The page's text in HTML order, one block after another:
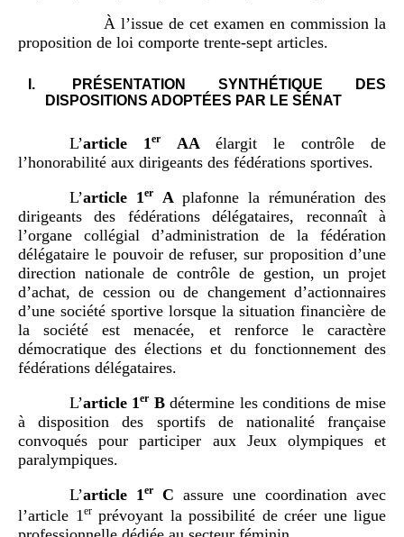
À l’issue de cet examen en commission la
proposition de loi comporte trente-sept articles.
I.
PRÉSENTATION SYNTHÉTIQUE DES
DISPOSITIONS ADOPTÉES PAR LE SÉNAT
L’article 1er AAélargit le contrôle de
l’honorabilité aux dirigeants des fédérations sportives.
L’article 1er Aplafonne la rémunération des
dirigeants des fédérations délégataires, reconnaît à
l’organe collégial d’administration de la fédération
délégataire le pouvoir de refuser, sur proposition d’une
direction nationale de contrôle de gestion, un projet
d’achat, de cession ou de changement d’actionnaires
d’une société sportive lorsque la situation financière de
la société est menacée, et renforce le caractère
démocratique des élections et du fonctionnement des
fédérations délégataires.
L’article 1er Bdétermine les conditions de mise
à disposition des sportifs de nationalité française
convoqués pour participer aux Jeux olympiques et
paralympiques.
L’article 1er C assure une coordination avec
l’article 1erprévoyant la possibilité de créer une ligue